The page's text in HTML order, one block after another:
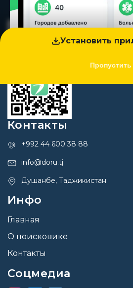
Установить
Пропустить
Контакты
+992 44 600 38 88
info@doru.tj
Душанбе, Таджикистан
Инфо
Главная
О поисковике
Контакты
Соцмедиа